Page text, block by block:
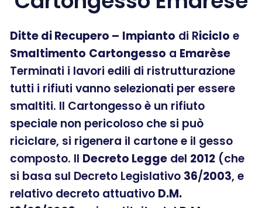
Ditte di Recupero – Impianto di Riciclo e
Smaltimento Cartongesso a Emarèse
Terminati i lavori edili di ristrutturazione
tutti i rifiuti vanno selezionati per essere
smaltiti. Il Cartongesso è un rifiuto
speciale non pericoloso che si può
riciclare, si rigenera il cartone e il gesso
composto. Il Decreto Legge del 2012 (che
si basa sul Decreto Legislativo 36/2003, e
relativo decreto attuativo D.M.